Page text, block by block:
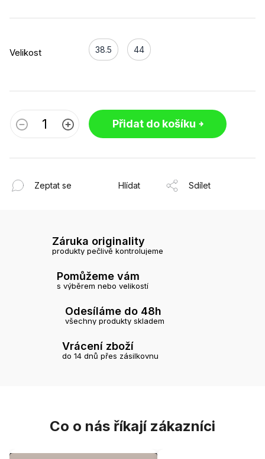
Velikost 38.5 44
Přidat do košíku
Zeptat se Hlídat Sdílet
Záruka originality
produkty pečlivě kontrolujeme
Pomůžeme vám
s výběrem nebo velikostí
Odesíláme do 48h
všechny produkty skladem
Vrácení zboží
do 14 dnů přes zásilkovnu
Co o nás říkají zákazníci